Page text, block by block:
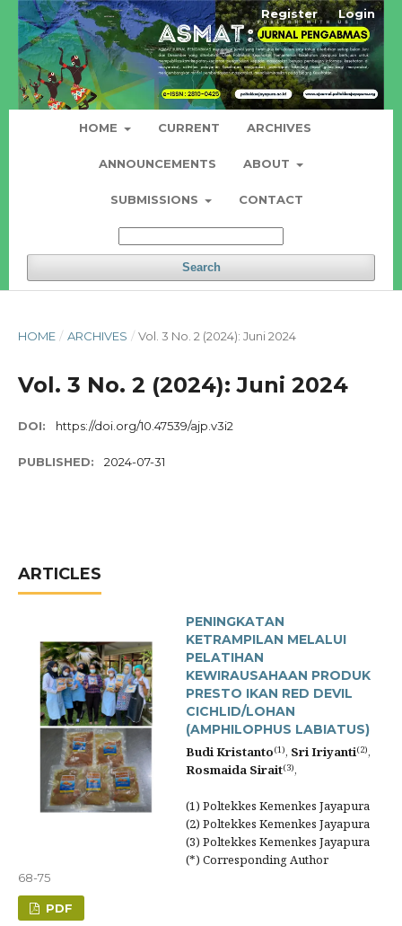
HOME CURRENT ARCHIVES
ANNOUNCEMENTS ABOUT
SUBMISSIONS CONTACT
Search
Register Login
HOME / ARCHIVES / Vol. 3 No. 2 (2024): Juni 2024
Vol. 3 No. 2 (2024): Juni 2024
DOI: https://doi.org/10.47539/ajp.v3i2
PUBLISHED: 2024-07-31
ARTICLES
PENINGKATAN
KETRAMPILAN MELALUI
PELATIHAN
KEWIRAUSAHAAN PRODUK
PRESTO IKAN RED DEVIL
CICHLID/LOHAN
(AMPHILOPHUS LABIATUS)
Budi Kristanto(1), Sri Iriyanti(2),
Rosmaida Sirait(3),
(1) Poltekkes Kemenkes Jayapura
(2) Poltekkes Kemenkes Jayapura
(3) Poltekkes Kemenkes Jayapura
(*) Corresponding Author
68-75
PDF